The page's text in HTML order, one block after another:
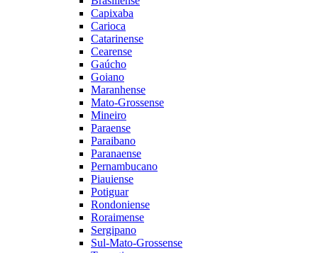
Capixaba
Carioca
Catarinense
Cearense
Gaúcho
Goiano
Maranhense
Mato-Grossense
Mineiro
Paraense
Paraibano
Paranaense
Pernambucano
Piauiense
Potiguar
Rondoniense
Roraimense
Sergipano
Sul-Mato-Grossense